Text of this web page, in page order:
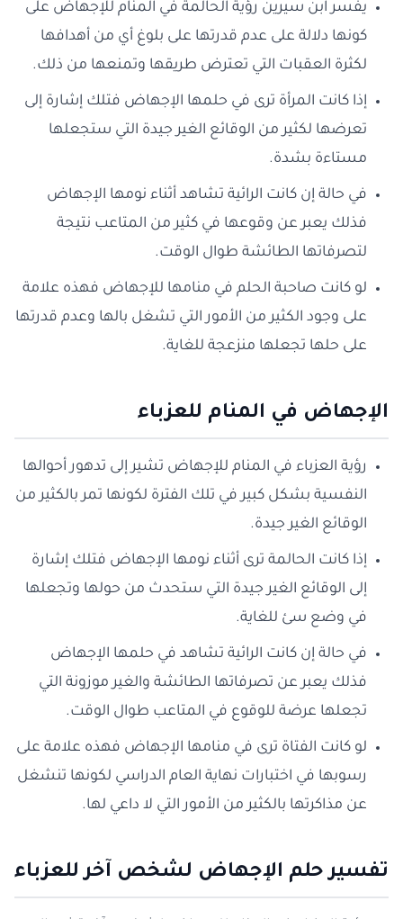
يفسر ابن سيرين رؤية الحالمة في المنام للإجهاض على
كونها دلالة على عدم قدرتها على بلوغ أي من أهدافها
لكثرة العقبات التي تعترض طريقها وتمنعها من ذلك.
إذا كانت المرأة ترى في حلمها الإجهاض فتلك إشارة إلى
تعرضها لكثير من الوقائع الغير جيدة التي ستجعلها
مستاءة بشدة.
في حالة إن كانت الرائية تشاهد أثناء نومها الإجهاض
فذلك يعبر عن وقوعها في كثير من المتاعب نتيجة
لتصرفاتها الطائشة طوال الوقت.
لو كانت صاحبة الحلم في منامها للإجهاض فهذه علامة
على وجود الكثير من الأمور التي تشغل بالها وعدم قدرتها
على حلها تجعلها منزعجة للغاية.
الإجهاض في المنام للعزباء
رؤية العزباء في المنام للإجهاض تشير إلى تدهور أحوالها
النفسية بشكل كبير في تلك الفترة لكونها تمر بالكثير من
الوقائع الغير جيدة.
إذا كانت الحالمة ترى أثناء نومها الإجهاض فتلك إشارة
إلى الوقائع الغير جيدة التي ستحدث من حولها وتجعلها
في وضع سئ للغاية.
في حالة إن كانت الرائية تشاهد في حلمها الإجهاض
فذلك يعبر عن تصرفاتها الطائشة والغير موزونة التي
تجعلها عرضة للوقوع في المتاعب طوال الوقت.
لو كانت الفتاة ترى في منامها الإجهاض فهذه علامة على
رسوبها في اختبارات نهاية العام الدراسي لكونها تنشغل
عن مذاكرتها بالكثير من الأمور التي لا داعي لها.
تفسير حلم الإجهاض لشخص آخر للعزباء